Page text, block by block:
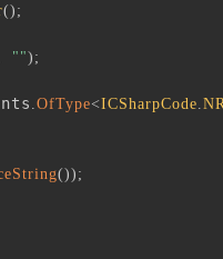
() ;
"") ;
.OfType<ICSharpCode.
()) ;